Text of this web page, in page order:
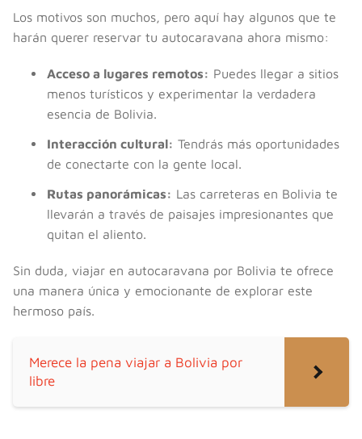
Los motivos son muchos, pero aquí hay algunos que te
harán querer reservar tu autocaravana ahora mismo:
Acceso a lugares remotos: Puedes llegar a sitios
menos turísticos y experimentar la verdadera
esencia de Bolivia.
Interacción cultural: Tendrás más oportunidades
de conectarte con la gente local.
Rutas panorámicas: Las carreteras en Bolivia te
llevarán a través de paisajes impresionantes que
quitan el aliento.
Sin duda, viajar en autocaravana por Bolivia te ofrece
una manera única y emocionante de explorar este
hermoso país.
Merece la pena viajar a Bolivia por
libre